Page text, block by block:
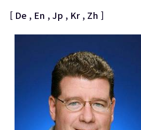
[ De , En ,Jp , Kr , Zh ]